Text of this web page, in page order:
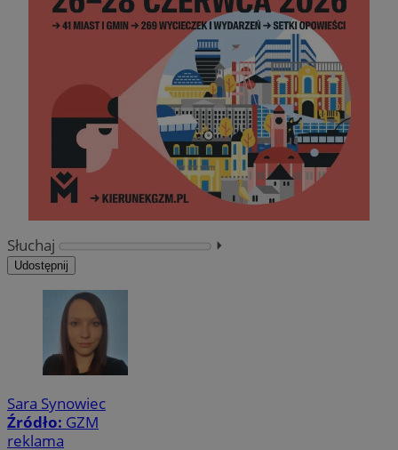
Słuchaj ⏵︎
Udostępnij
Sara Synowiec
Źródło: GZM
reklama